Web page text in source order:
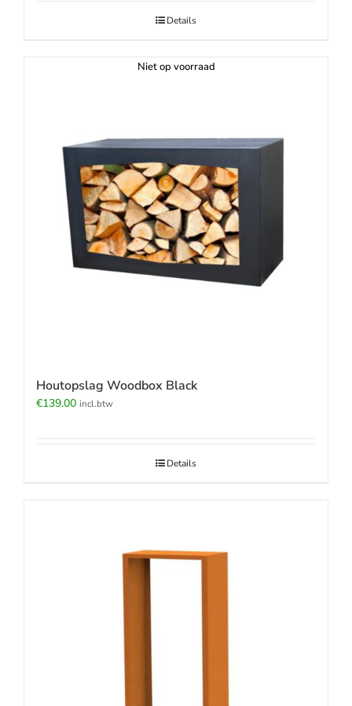
Details
Niet op voorraad
Houtopslag Woodbox Black
€139.00 incl.btw
Details